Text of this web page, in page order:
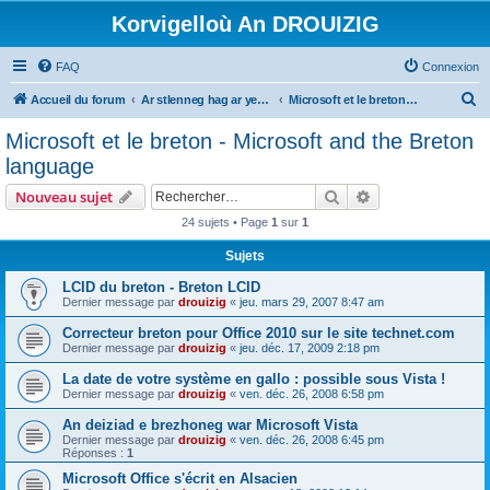
Korvigelloù An DROUIZIG
FAQ Connexion
Accueil du forum Ar stlenneg hag ar yezhoù bihan er bed a-bezh Microsoft et le breton - Microsoft and the Breton language
Microsoft et le breton - Microsoft and the Breton
language
Nouveau sujet Rechercher
24 sujets • Page 1 sur 1
Sujets
LCID du breton - Breton LCID
Dernier message par drouizig « jeu. mars 29, 2007 8:47 am
Correcteur breton pour Office 2010 sur le site technet.com
Dernier message par drouizig « jeu. déc. 17, 2009 2:18 pm
La date de votre système en gallo : possible sous Vista !
Dernier message par drouizig « ven. déc. 26, 2008 6:58 pm
An deiziad e brezhoneg war Microsoft Vista
Dernier message par drouizig « ven. déc. 26, 2008 6:45 pm
Réponses : 1
Microsoft Office s'écrit en Alsacien